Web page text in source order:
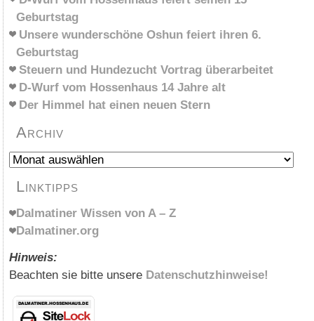
Geburtstag
Unsere wunderschöne Oshun feiert ihren 6.
Geburtstag
Steuern und Hundezucht Vortrag überarbeitet
D-Wurf vom Hossenhaus 14 Jahre alt
Der Himmel hat einen neuen Stern
Archiv
Archiv
Linktipps
Dalmatiner Wissen von A – Z
Dalmatiner.org
Hinweis:
Beachten sie bitte unsere Datenschutzhinweise!